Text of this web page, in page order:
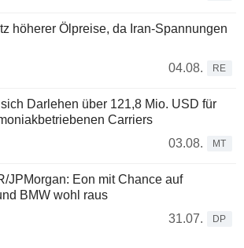
höherer Ölpreise, da Iran-Spannungen
04.08.
RE
Darlehen über 121,8 Mio. USD für
Carriers
03.08.
MT
JPMorgan: Eon mit Chance auf
BMW wohl raus
31.07.
DP